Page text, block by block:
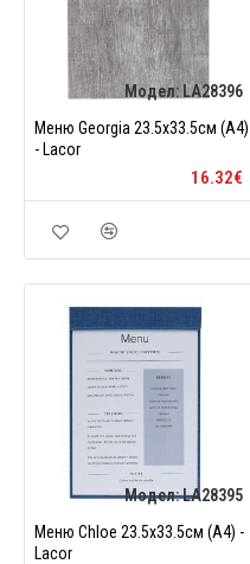
Модел: LA28396
Меню Georgia 23.5х33.5см (А4)
- Lacor
16.32€
Модел:LA28395
Меню Chloe 23.5х33.5см (А4) -
Lacor